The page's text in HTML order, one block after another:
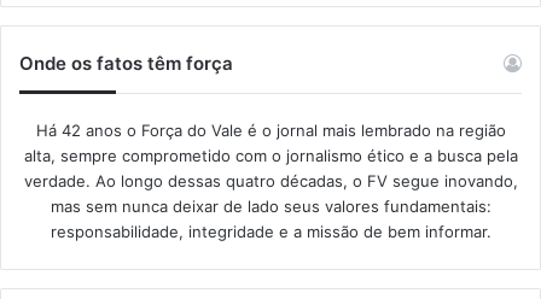
Onde os fatos têm força
Há 42 anos o Força do Vale é o jornal mais lembrado na região
alta, sempre comprometido com o jornalismo ético e a busca pela
verdade. Ao longo dessas quatro décadas, o FV segue inovando,
mas sem nunca deixar de lado seus valores fundamentais:
responsabilidade, integridade e a missão de bem informar.​